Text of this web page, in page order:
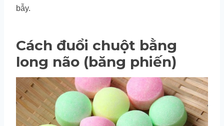
bẫy.
Cách đuổi chuột bằng
long não (băng phiến)